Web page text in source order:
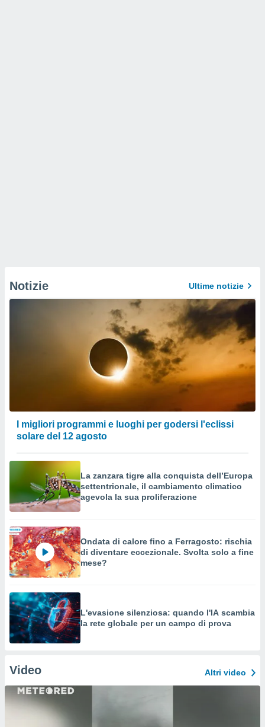
Notizie Ultime notizie
I migliori programmi e luoghi per godersi l'eclissi
solare del 12 agosto
La zanzara tigre alla conquista dell’Europa
settentrionale, il cambiamento climatico
agevola la sua proliferazione
Ondata di calore fino a Ferragosto: rischia
di diventare eccezionale. Svolta solo a fine
mese?
L'evasione silenziosa: quando l'IA scambia
la rete globale per un campo di prova
Video Altri video